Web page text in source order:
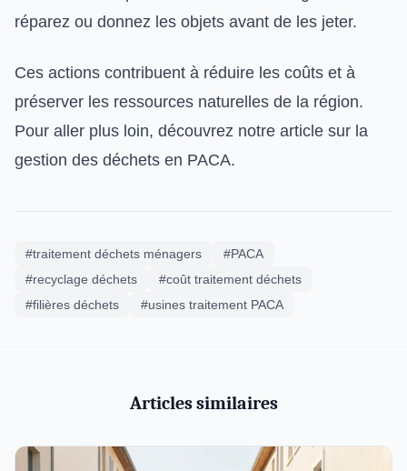
réparez ou donnez les objets avant de les jeter.
Ces actions contribuent à réduire les coûts et à
préserver les ressources naturelles de la région.
Pour aller plus loin, découvrez notre article sur la
gestion des déchets en PACA.
#traitement déchets ménagers
#PACA
#recyclage déchets
#coût traitement déchets
#filières déchets
#usines traitement PACA
Articles similaires